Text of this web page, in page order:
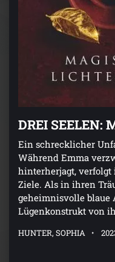
DREI SEELEN:
Ein schrecklicher
Während Emma
hinterherjagt, verfolgt
Ziele. Als in ihren
geheimnisvolle blaue
Lügenkonstrukt von
HUNTER, SOPHIA